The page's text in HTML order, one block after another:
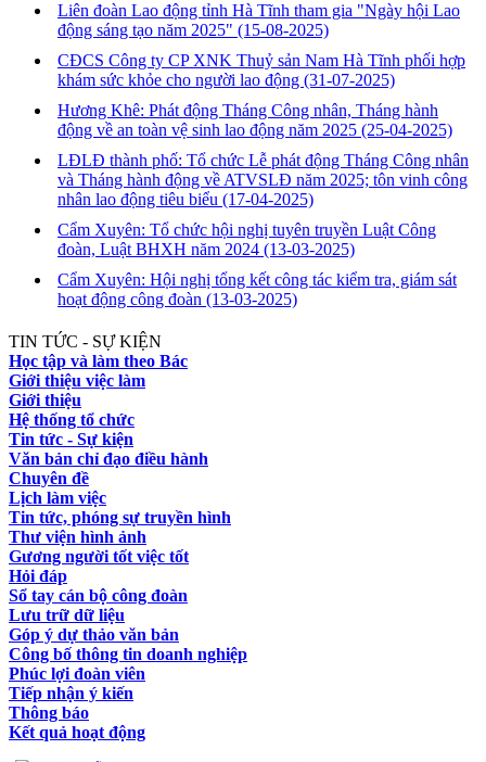
Liên đoàn Lao động tỉnh Hà Tĩnh tham gia "Ngày hội Lao
động sáng tạo năm 2025" (15-08-2025)
CĐCS Công ty CP XNK Thuỷ sản Nam Hà Tĩnh phối hợp
khám sức khỏe cho người lao động (31-07-2025)
Hương Khê: Phát động Tháng Công nhân, Tháng hành
động về an toàn vệ sinh lao động năm 2025 (25-04-2025)
LĐLĐ thành phố: Tổ chức Lễ phát động Tháng Công nhân
và Tháng hành động về ATVSLĐ năm 2025; tôn vinh công
nhân lao động tiêu biểu (17-04-2025)
Cẩm Xuyên: Tổ chức hội nghị tuyên truyền Luật Công
đoàn, Luật BHXH năm 2024 (13-03-2025)
Cẩm Xuyên: Hội nghị tổng kết công tác kiểm tra, giám sát
hoạt động công đoàn (13-03-2025)
TIN TỨC - SỰ KIỆN
Học tập và làm theo Bác
Giới thiệu việc làm
Giới thiệu
Hệ thống tổ chức
Tin tức - Sự kiện
Văn bản chỉ đạo điều hành
Chuyên đề
Lịch làm việc
Tin tức, phóng sự truyền hình
Thư viện hình ảnh
Gương người tốt việc tốt
Hỏi đáp
Sổ tay cán bộ công đoàn
Lưu trữ dữ liệu
Góp ý dự thảo văn bản
Công bố thông tin doanh nghiệp
Phúc lợi đoàn viên
Tiếp nhận ý kiến
Thông báo
Kết quả hoạt động